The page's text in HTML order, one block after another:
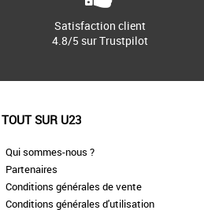
Satisfaction client
4.8/5 sur Trustpilot
TOUT SUR U23
Qui sommes-nous ?
Partenaires
Conditions générales de vente
Conditions générales d'utilisation